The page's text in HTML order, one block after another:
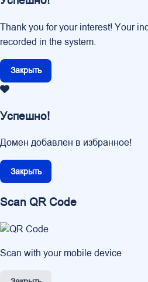
Thank you for your interest! Your
recorded in the system.
Закрыть
Успешно!
Домен добавлен в избранное!
Закрыть
Scan QR Code
Scan with your mobile device